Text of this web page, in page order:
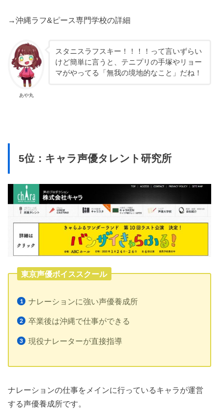
→沖縄ラフ&ピース専門学校の詳細
あや丸
スタニスラフスキー！！！！って言いずらい
けど簡単に言うと、テニプリの手塚やリョー
マがやってる「無我の境地的なこと」だね！
5位：キャラ声優タレント研究所
東京声優ボイススクール
ナレーションに強い声優養成所
卒業後は沖縄で仕事ができる
現役ナレーターが直接指導
ナレーションの仕事をメインに行っているキャラが運営
する声優養成所です。